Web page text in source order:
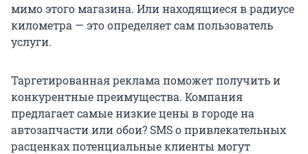
мимо этого магазина. Или находящиеся в радиусе
километра — это определяет сам пользователь
услуги.
Таргетированная реклама поможет получить и
конкурентные преимущества. Компания
предлагает самые низкие цены в городе на
автозапчасти или обои? SMS о привлекательных
расценках потенциальные клиенты могут